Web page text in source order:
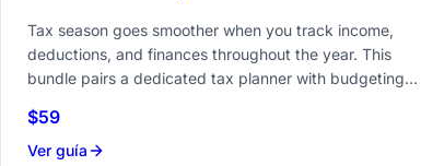
Tax season goes smoother when you track income,
deductions, and finances throughout the year. This
bundle pairs a dedicated tax planner with budgeting
cracks.
$59
Ver guía